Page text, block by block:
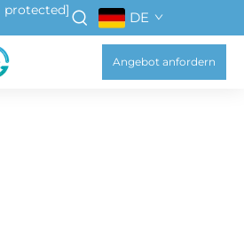
protected] DE
Angebot anfordern